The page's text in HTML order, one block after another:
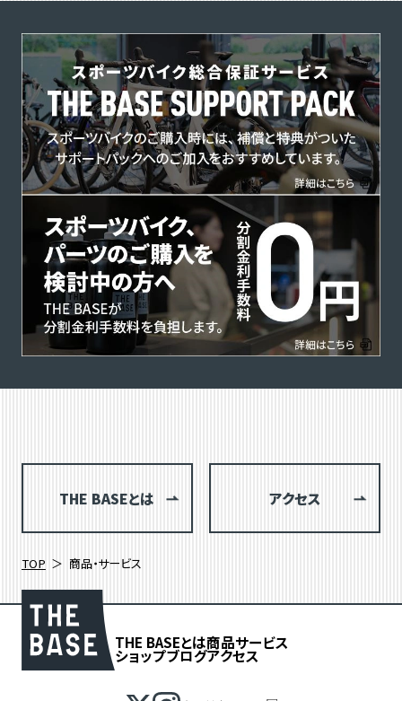
THE BASEとは アクセス
TOP 商品・サービス
THE BASEとは商品サービス
ショップブログアクセス